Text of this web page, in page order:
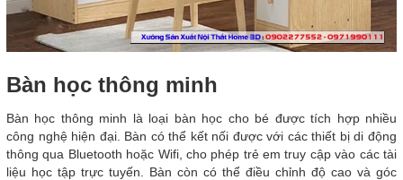
Bàn học thông minh
Bàn học thông minh là loại bàn học cho bé được tích hợp nhiều
công nghệ hiện đại. Bàn có thể kết nối được với các thiết bị di động
thông qua Bluetooth hoặc Wifi, cho phép trẻ em truy cập vào các tài
liệu học tập trực tuyến. Bàn còn có thể điều chỉnh độ cao và góc